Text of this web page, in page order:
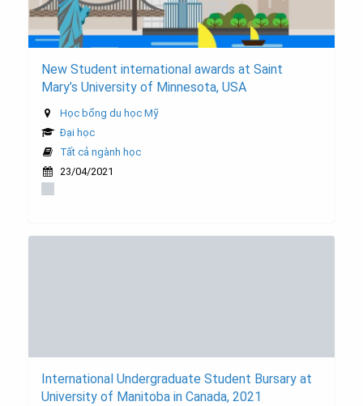
New Student international awards at Saint
Mary’s University of Minnesota, USA
Học bổng du học Mỹ
Đại học
Tất cả ngành học
23/04/2021
International Undergraduate Student Bursary at
University of Manitoba in Canada, 2021